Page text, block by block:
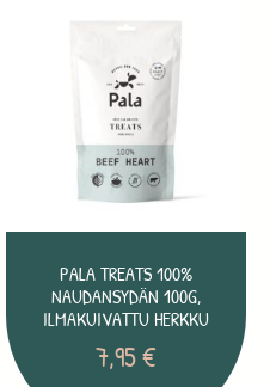
PALA TREATS 100%
NAUDANSYDÄN 100G,
ILMAKUIVATTU HERKKU
7,95€